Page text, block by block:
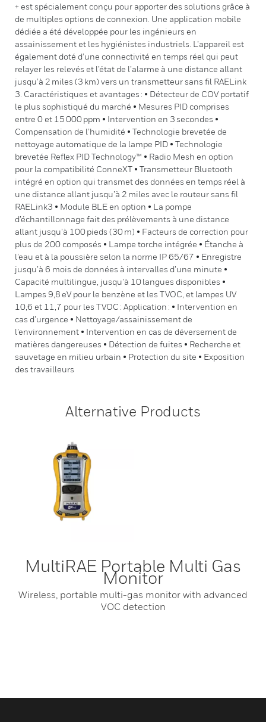
+ est spécialement conçu pour apporter des solutions grâce à
de multiples options de connexion. Une application mobile
dédiée a été développée pour les ingénieurs en
assainissement et les hygiénistes industriels. L’appareil est
également doté d’une connectivité en temps réel qui peut
relayer les relevés et l’état de l’alarme à une distance allant
jusqu’à 2 miles (3 km) vers un transmetteur sans fil RAELink
3. Caractéristiques et avantages : • Détecteur de COV portatif
le plus sophistiqué du marché • Mesures PID comprises
entre 0 et 15 000 ppm • Intervention en 3 secondes •
Compensation de l’humidité • Technologie brevetée de
nettoyage automatique de la lampe PID • Technologie
brevetée Reflex PID Technology™ • Radio Mesh en option
pour la compatibilité ConneXT • Transmetteur Bluetooth
intégré en option qui transmet des données en temps réel à
une distance allant jusqu’à 2 miles avec le routeur sans fil
RAELink3 • Module BLE en option • La pompe
d’échantillonnage fait des prélèvements à une distance
allant jusqu’à 100 pieds (30 m) • Facteurs de correction pour
plus de 200 composés • Lampe torche intégrée • Étanche à
l’eau et à la poussière selon la norme IP 65/67 • Enregistre
jusqu’à 6 mois de données à intervalles d’une minute •
Capacité multilingue, jusqu’à 10 langues disponibles •
Lampes 9,8 eV pour le benzène et les TVOC, et lampes UV
10,6 et 11,7 pour les TVOC : Application : • Intervention en
cas d’urgence • Nettoyage/assainissement de
l’environnement • Intervention en cas de déversement de
matières dangereuses • Détection de fuites • Recherche et
sauvetage en milieu urbain • Protection du site • Exposition
des travailleurs
Alternative Products
MultiRAE Portable Multi Gas
Monitor
Wireless, portable multi-gas monitor with advanced
VOC detection